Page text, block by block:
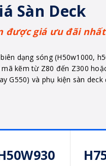
Sàn Deck
được giá ưu đãi nhất
dạng sóng (H50w1000,
kẽm từ Z80 đến Z300
G550) và phụ kiện sàn